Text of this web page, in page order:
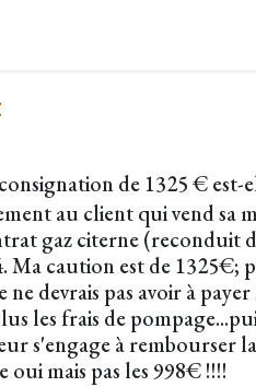
de 1325 € est-
au client qui vend sa
gaz citerne (reconduit
Ma caution est de 1325€;
ne devrais pas avoir à
les frais de
s'engage à rembourser
oui mais pas les 998€ !!!!